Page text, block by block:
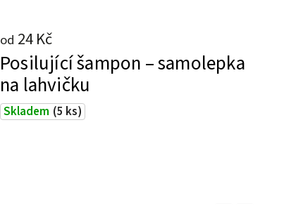
Posilující šampon – samolepka
na lahvičku
Skladem (5 ks)
od 24 Kč